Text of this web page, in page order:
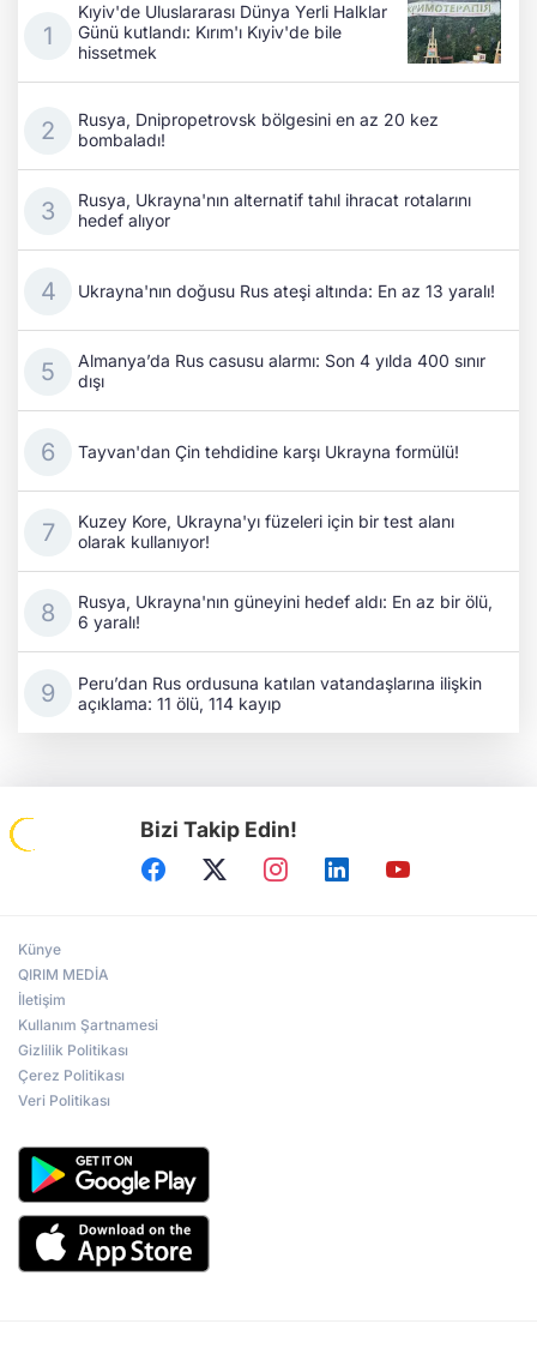
Kıyiv'de Uluslararası Dünya Yerli Halklar
Günü kutlandı: Kırım'ı Kıyiv'de bile
hissetmek
Rusya, Dnipropetrovsk bölgesini en az 20 kez
bombaladı!
Rusya, Ukrayna'nın alternatif tahıl ihracat rotalarını
hedef alıyor
Ukrayna'nın doğusu Rus ateşi altında: En az 13 yaralı!
Almanya’da Rus casusu alarmı: Son 4 yılda 400 sınır
dışı
Tayvan'dan Çin tehdidine karşı Ukrayna formülü!
Kuzey Kore, Ukrayna'yı füzeleri için bir test alanı
olarak kullanıyor!
Rusya, Ukrayna'nın güneyini hedef aldı: En az bir ölü,
6 yaralı!
Peru’dan Rus ordusuna katılan vatandaşlarına ilişkin
açıklama: 11 ölü, 114 kayıp
Bizi Takip Edin!
Künye
QIRIM MEDİA
İletişim
Kullanım Şartnamesi
Gizlilik Politikası
Çerez Politikası
Veri Politikası